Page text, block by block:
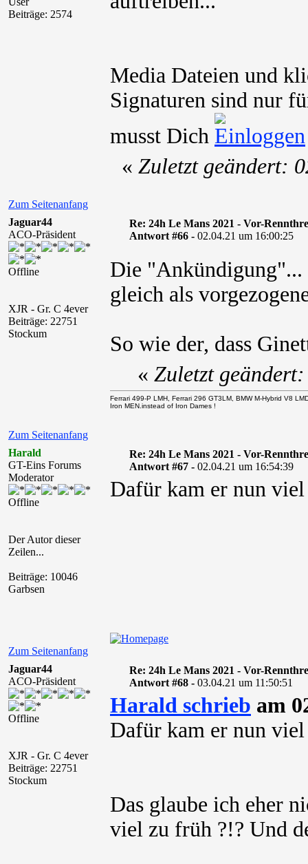
Beiträge: 2574
Media Dateien und
Signaturen sind nur
musst Dich
Zum Seitenanfang
« Zuletzt geändert:
Jaguar44
ACO-Präsident
Offline
XJR - Gr. C 4ever
Beiträge: 22751
Stockum
Re: 24h Le Mans 2021 - Vor-
Antwort #66 - 02.04.21 um 16:00:25
Die
gleich als
So wie der, dass
Zum Seitenanfang
« Zuletzt
Ferrari 499-P LMH, Ferrari 296 GT3LM, BMW M-Hybrid V8
Iron MEN.instead of Iron Dames !
Harald
GT-Eins Forums
Moderator
Offline
Der Autor dieser
Zeilen...
Beiträge: 10046
Garbsen
Re: 24h Le Mans 2021 - Vor-
Antwort #67 - 02.04.21 um 16:54:39
Dafür kam er nun
Zum Seitenanfang
Jaguar44
ACO-Präsident
Offline
XJR - Gr. C 4ever
Beiträge: 22751
Stockum
Re: 24h Le Mans 2021 - Vor-
Antwort #68 - 03.04.21 um 11:50:51
Harald schrieb am
Dafür kam er nun
Das glaube ich eher
viel zu früh ?!? Und